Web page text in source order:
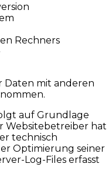
Rechners
Daten mit anderen
auf Grundlage
Websitebetreiber hat
technisch
Optimierung seiner
Log-Files erfasst